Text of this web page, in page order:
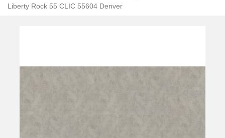
Liberty Rock 55 CLIC 55604 Denver